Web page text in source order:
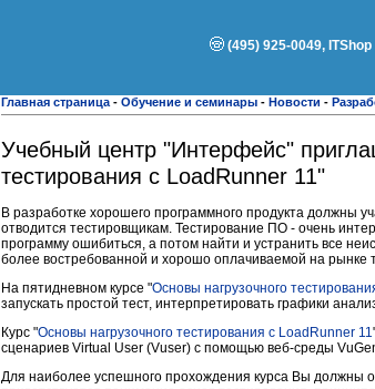
(495) 925-0049,
Главная страница - Обучение и семинары - Новости -
Учебный центр "Интерфейс"
тестирования c LoadRunner 11"
В разработке хорошего программного продукта должны
отводится тестировщикам. Тестирование ПО - очень
программу ошибиться, а потом найти и устранить все
более востребованной и хорошо оплачиваемой на рынке
На пятидневном курсе "Основы нагрузочного
запускать простой тест, интерпретировать графики
Курс "Основы нагрузочного тестирования c LoadRunner 11
сценариев Virtual User (Vuser) с помощью веб-среды
Для наиболее успешного прохождения курса Вы должны